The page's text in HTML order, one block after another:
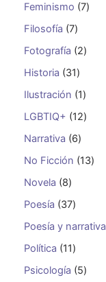
Feminismo 7
Filosofía 7
Fotografía 2
Historia 31
Ilustración 1
LGBTIQ+ 12
Narrativa 6
No Ficción 13
Novela 8
Poesía 37
Poesía y narrativa
Política 11
Psicología 5